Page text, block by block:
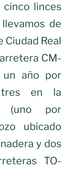
linces
de
Ciudad Real
CM-
un año por
tres en la
(uno por
ubicado
y dos
TO-